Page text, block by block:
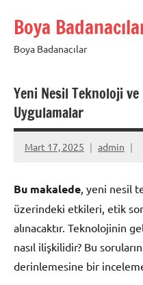
Boya
Boya Badanacılar
Yeni Nesil Teknoloji
Uygulamalar
Mart 17, 2025 admin
Bu makalede, yeni nesil
üzerindeki etkileri, etik
alınacaktır. Teknolojinin
nasıl ilişkilidir? Bu
derinlemesine bir